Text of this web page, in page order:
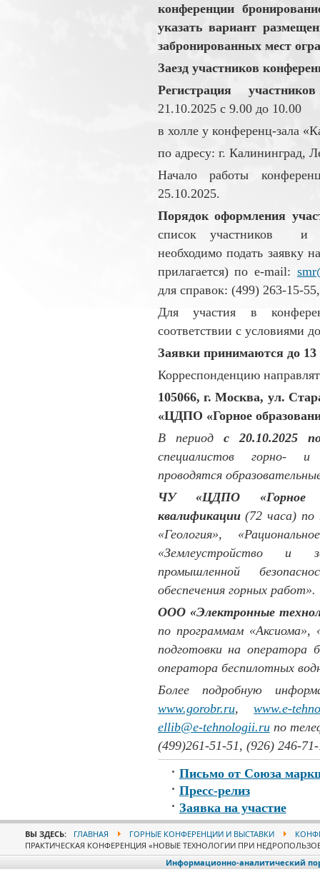
конференции
указать вариант
забронированных мест
Заезд участников
Регистрация
21.10.2025 с 9.00 до 10.00
в холле у конференц-зала
по адресу: г. Калининград,
Начало работы
25.10.2025.
Порядок оформления
список участников и
необходимо подать заявку
прилагается) по e-mail:
для справок: (499) 263-15-
Для участия в
соответствии с условиями
Заявки принимаются до 13
Корреспонденцию
105066, г. Москва, ул.
«ЦДПО «Горное
В период с 20.10.2025
специалистов горно- и
проводятся
ЧУ «ЦДПО «Горное
квалификации(72 часа) по
«Геология»,
«Землеустройство и
промышленной
обеспечения горных работ».
ООО «Электронные
по программам
подготовки на оператора
оператора беспилотных
Более подробную
www.gorobr.ru,www.e-
ellib@e-tehnologii.ruпо
(499)261-51-51, (926) 246-
Письмо от Союза
Пресс-релиз
Заявка на участие
ВЫ ЗДЕСЬ: ГЛАВНАЯ ГОРНЫЕ КОНФЕРЕНЦИИ И ВЫСТАВКИ
ПРАКТИЧЕСКАЯ КОНФЕРЕНЦИЯ «НОВЫЕ ТЕХНОЛОГИИ ПРИ
Информационно-аналитический